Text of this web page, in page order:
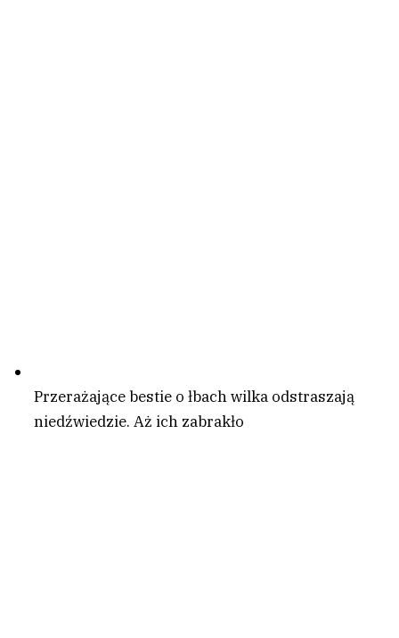
Przerażające bestie o łbach wilka odstraszają
niedźwiedzie. Aż ich zabrakło